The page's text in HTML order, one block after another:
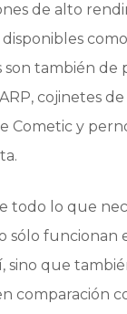
de alto
son también de
cojinetes
Cometic y
todo lo que
sólo funcionan
sino que
comparación